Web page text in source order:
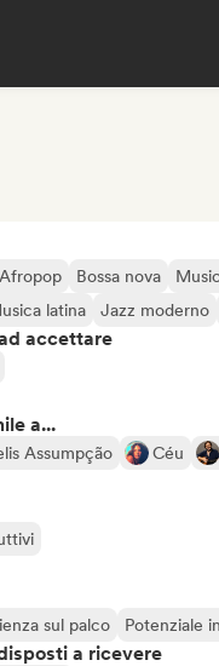
Bossa nova
latina Jazz moderno
accettare
a...
Assumpção Céu
sul palco Potenziale
a ricevere